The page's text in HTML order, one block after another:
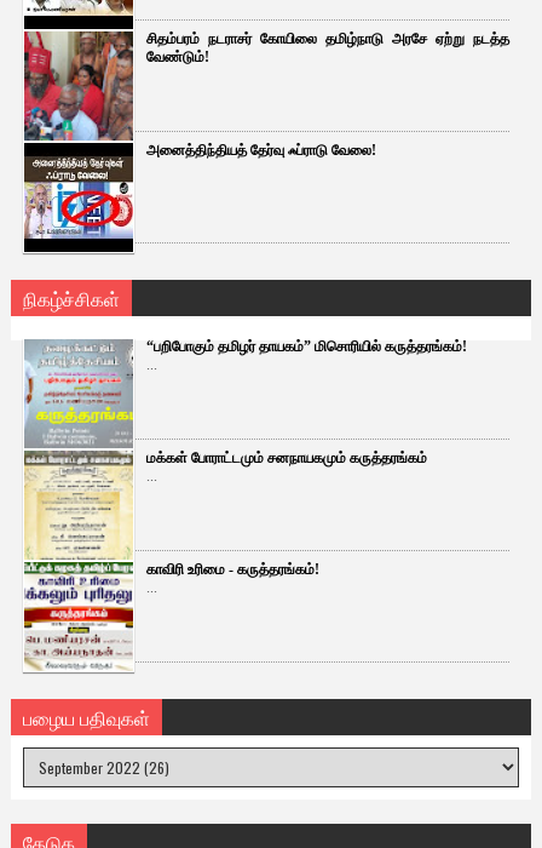
சிதம்பரம் நடராசர் கோயிலை தமிழ்நாடு அரசே ஏற்று நடத்த
வேண்டும்!
அனைத்திந்தியத் தேர்வு ஃப்ராடு வேலை!
நிகழ்ச்சிகள்
“பறிபோகும் தமிழர் தாயகம்” மிசொரியில் கருத்தரங்கம்!
...
மக்கள் போராட்டமும் சனநாயகமும் கருத்தரங்கம்
...
காவிரி உரிமை - கருத்தரங்கம்!
...
பழைய பதிவுகள்